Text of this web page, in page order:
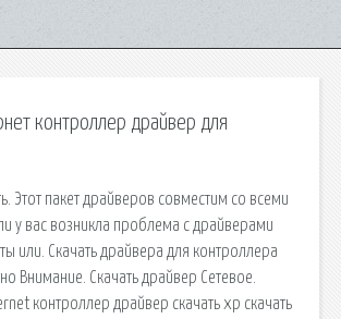
контроллер драйвер для
Этот пакет драйверов совместим со всеми
у вас возникла проблема с драйверами
или. Скачать драйвера для контроллера
Внимание. Скачать драйвер Сетевое.
контроллер драйвер скачать xp скачать